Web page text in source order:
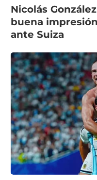
Nicolás
buena
ante Suiza